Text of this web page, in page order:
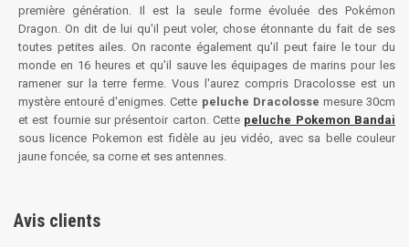
première génération. Il est la seule forme évoluée des Pokémon
Dragon. On dit de lui qu'il peut voler, chose étonnante du fait de ses
toutes petites ailes. On raconte également qu'il peut faire le tour du
monde en 16 heures et qu'il sauve les équipages de marins pour les
ramener sur la terre ferme. Vous l'aurez compris Dracolosse est un
mystère entouré d'enigmes. Cette peluche Dracolosse mesure 30cm
et est fournie sur présentoir carton. Cette peluche Pokemon Bandai
sous licence Pokemon est fidèle au jeu vidéo, avec sa belle couleur
jaune foncée, sa corne et ses antennes.
Avis clients